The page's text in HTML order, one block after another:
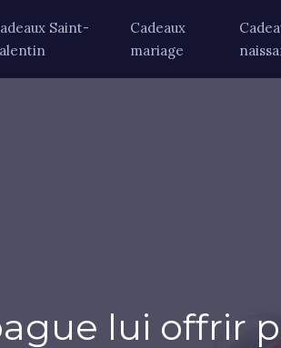
Saint-
Cadeaux
mariage
lui offrir